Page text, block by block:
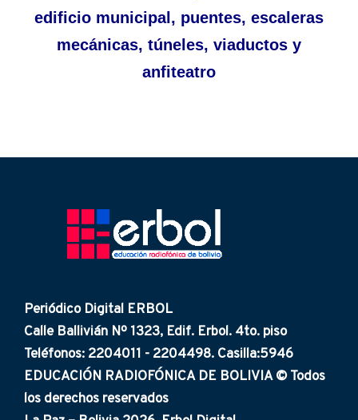
edificio municipal, puentes, escaleras
mecánicas, túneles, viaductos y
anfiteatro
Periódico Digital ERBOL
Calle Ballivián Nº 1323, Edif. Erbol. 4to. piso
Teléfonos: 2204011 - 2204498. Casilla:5946
EDUCACIÓN RADIOFÓNICA DE BOLIVIA © Todos
los derechos reservados